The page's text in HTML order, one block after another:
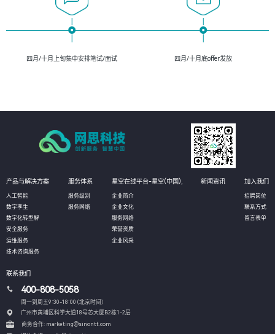
四月/十月上旬集中安排笔试/面试 四月/十月底offer发放
产品与解决方案
人工智能
数字孪生
数字化转型解
安全服务
运维服务
技术咨询服务
服务体系
服务级别
服务网络
星空在线平台-星空(中国),
企业简介
企业文化
服务网络
荣誉资质
企业风采
新闻资讯 加入我们
招聘岗位
联系方式
留言表单
联系我们
400-808-5058
周一到周五9:30-18:00 (北京时间）
广州市黄埔区科学大道18号芯大厦B2栋1-2层
商务合作: marketing@sinontt.com